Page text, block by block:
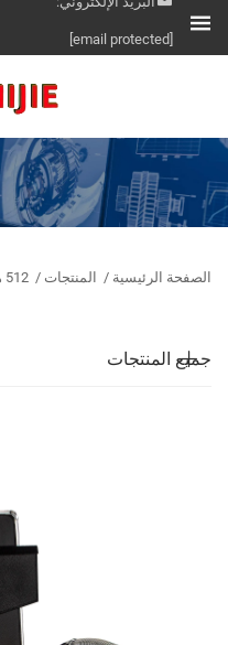
الصفحة الرئيسية / المنتجات / 512 هرتز/التسوية التلقائية
جميع المنتجات